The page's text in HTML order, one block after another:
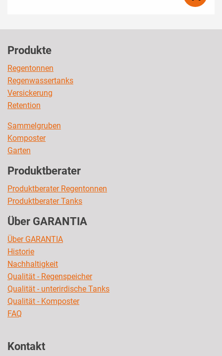
Produkte
Regentonnen
Regenwassertanks
Versickerung
Retention
Sammelgruben
Komposter
Garten
Produktberater
Produktberater Regentonnen
Produktberater Tanks
Über GARANTIA
Über GARANTIA
Historie
Nachhaltigkeit
Qualität - Regenspeicher
Qualität - unterirdische Tanks
Qualität - Komposter
FAQ
Kontakt